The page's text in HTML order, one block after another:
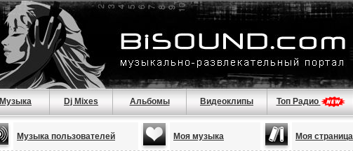
Музыка Dj Mixes Альбомы Видеоклипы Топ Радио
Музыка пользователей Моя музыка Моя страница